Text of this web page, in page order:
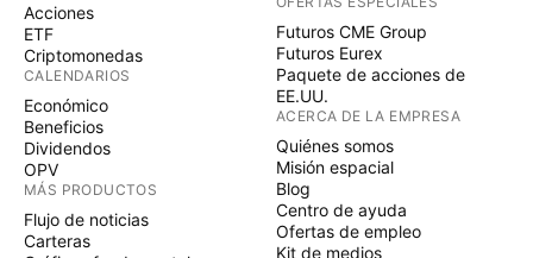
Acciones
ETF
Criptomonedas
CALENDARIOS
Económico
Beneficios
Dividendos
OPV
MÁS PRODUCTOS
Flujo de noticias
Carteras
Futuros CME Group
Futuros Eurex
Paquete de acciones de
EE.UU.
ACERCA DE LA EMPRESA
Quiénes somos
Misión espacial
Blog
Centro de ayuda
Ofertas de empleo
Kit de medios